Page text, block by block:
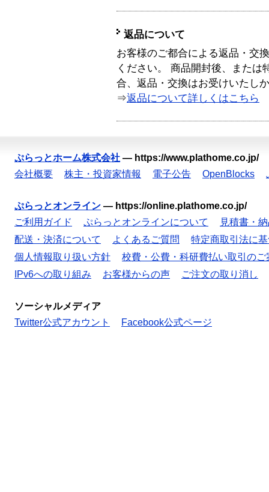
返品について
お客様のご都合による返品・交
ください。 商品開封後、または
合、返品・交換はお受けいたし
⇒返品について詳しくはこちら
ぷらっとホーム株式会社 — https://www.plathome.co.jp/
会社概要
株主・投資家情報 電子公告 OpenBlocks
ぷらっとオンライン — https://online.plathome.co.jp/
ご利用ガイド
ぷらっとオンラインについて
見積書・
配送・決済について
よくあるご質問
特定商取引法に
個人情報取り扱い方針
校費・公費・科研費払い取引のご
IPv6への取り組み
お客様からの声 ご注文の取り消し
ソーシャルメディア
Twitter公式アカウント
Facebook公式ページ